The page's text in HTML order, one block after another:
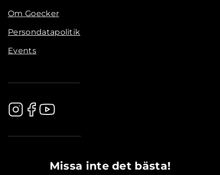
Om Goecker
Persondatapolitik
Events
Missa inte det bästa!